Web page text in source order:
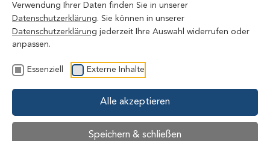
04952 805 1140
info@ostrhauderfehn.de
Öffnungszeiten
8:00 Uhr bis 12:00 Uhr und 14:00 Uhr bis 17:00 Uhr
8:00 Uhr bis 12:00 Uhr und 14:00 Uhr bis 16:00 Uhr
8:00 Uhr bis 12:00 Uhr
Verwendung Ihrer Daten finden Sie in unserer
Datenschutzerklärung. Sie können in unserer
Datenschutzerklärung jederzeit Ihre Auswahl widerrufen oder
anpassen.
Essenziell Externe Inhalte
Alle akzeptieren
Speichern & schließen